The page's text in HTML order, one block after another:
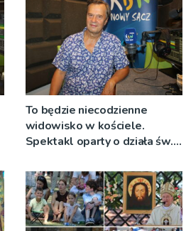
To będzie niecodzienne
widowisko w kościele.
Spektakl oparty o działa św.